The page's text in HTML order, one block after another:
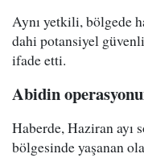
Aynı yetkili, bölgede
dahi potansiyel
ifade etti.
Abidin
Haberde, Haziran ayı
bölgesinde yaşanan